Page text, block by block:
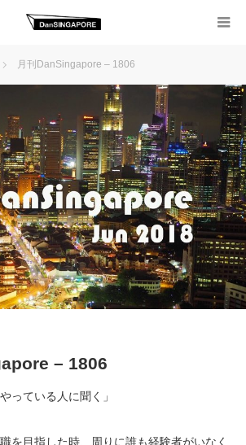
月刊DanSingapore – 1806
– 1806
っている人に聞く」
を目指した時、周りに誰も経験者がいなく